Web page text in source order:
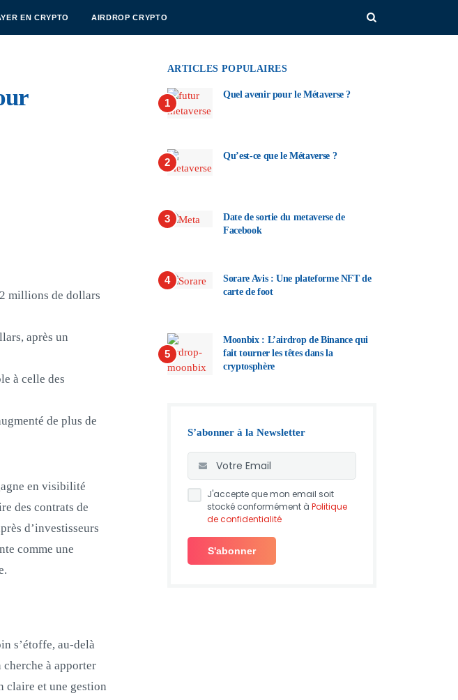
EN CRYPTO AIRDROP CRYPTO
millions de dollars
après un
à celle des
de plus de
en visibilité
des contrats de
d’investisseurs
comme une
s’étoffe, au-delà
à apporter
claire et une gestion
ARTICLES POPULAIRES
1
Quel avenir pour le Métaverse ?
2
Qu’est-ce que le Métaverse ?
3
Date de sortie du metaverse de
Facebook
4
Sorare Avis : Une plateforme NFT de
carte de foot
5
Moonbix : L’airdrop de Binance qui
fait tourner les têtes dans la
cryptosphère
S’abonner à la Newsletter
J'accepte que mon email soit
stocké conformément à Politique
de confidentialité